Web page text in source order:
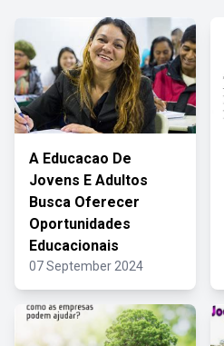
A Educacao De
Jovens E Adultos
Busca Oferecer
Oportunidades
Educacionais
07 September 2024